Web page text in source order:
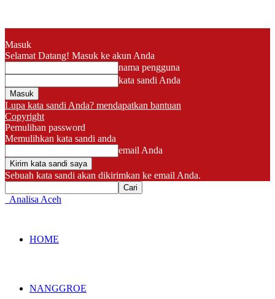
Masuk
Selamat Datang! Masuk ke akun Anda
nama pengguna
kata sandi Anda
Lupa kata sandi Anda? mendapatkan bantuan
Copyright
Pemulihan password
Memulihkan kata sandi anda
email Anda
Sebuah kata sandi akan dikirimkan ke email Anda.
Analisa Aceh
HOME
NANGGROE